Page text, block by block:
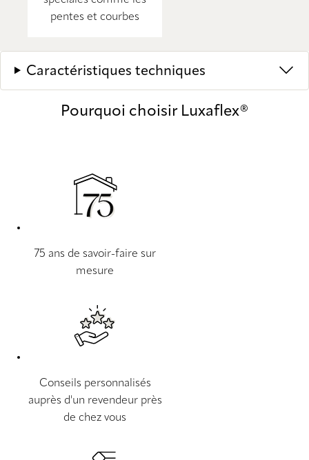
pentes et courbes
Caractéristiques techniques
Pourquoi choisir Luxaflex®
75 ans de savoir-faire sur
mesure
Conseils personnalisés
auprès d'un revendeur près
de chez vous